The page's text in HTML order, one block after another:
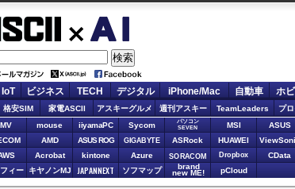
AI
IoT ビジネス TECH デジタル iPhone/Mac 自動車 ホ
格安SIM 家電ASCII アスキーグルメ 週刊アスキー TeamLeaders プ
mouse iiyamaPC Sycom
パソコン
SEVEN
MSI ASUS
AMD ASUS ROG GIGABYTE ASRock HUAWEI
Acrobat kintone Azure SORACOM Dropbox CData
ィー キヤノンMJ JAPANNEXT ソフマップ brand
new ME! pCloud